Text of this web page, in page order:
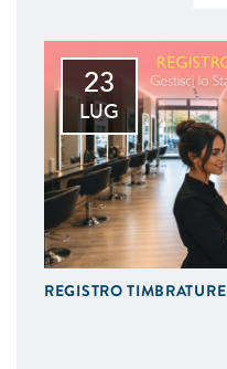
23
LUG
REGISTRO TIMBRATURE